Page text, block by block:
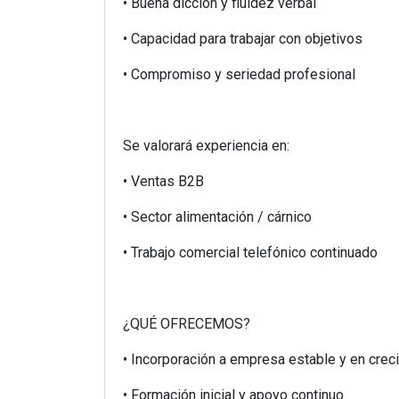
• Capacidad para trabajar con objetivos
• Compromiso y seriedad profesional
Se valorará experiencia en:
• Ventas B2B
• Sector alimentación / cárnico
• Trabajo comercial telefónico continuado
¿QUÉ OFRECEMOS?
• Incorporación a empresa estable y en
• Formación inicial y apoyo continuo